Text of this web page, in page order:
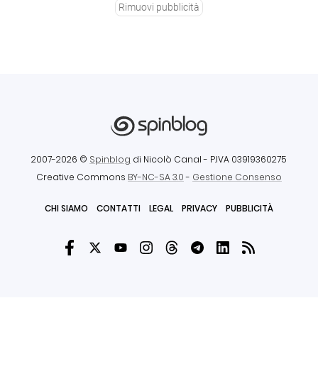
Rimuovi pubblicità
2007-2026 © Spinblog di Nicolò Canal - P.IVA 03919360275
Creative Commons BY-NC-SA 3.0- Gestione Consenso
CHI SIAMO CONTATTI LEGAL PRIVACY PUBBLICITÀ